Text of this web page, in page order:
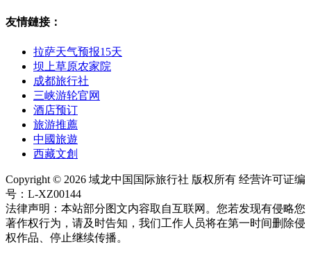
友情鏈接：
拉萨天气预报15天
坝上草原农家院
成都旅行社
三峡游轮官网
酒店预订
旅游推薦
中國旅遊
西藏文創
Copyright © 2026 域龙中国国际旅行社 版权所有 经营许可证编
号：L-XZ00144
法律声明：本站部分图文内容取自互联网。您若发现有侵略您
著作权行为，请及时告知，我们工作人员将在第一时间删除侵
权作品、停止继续传播。